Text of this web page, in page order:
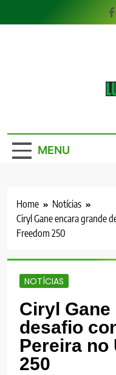
to
MENU
Home
Notícias
Ciryl Gane encara grande
Freedom 250
NOTÍCIAS
Ciryl
desafio
Pereira no
250